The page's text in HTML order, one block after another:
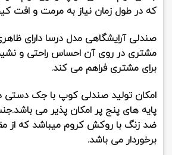
که در طول زمان نیاز به مرمت و افت
صندلی آرایشگاهی مدل درسا دارای
مشتری در روی آن احساس راحتی و
برای مشتری فراهم می کند.
امکان تولید صندلی کوپ با جک دستی
پایه های پنج پر امکان پذیر می
ضد زنگ با روکش کروم میباشد که از
برخوردار می باشد.